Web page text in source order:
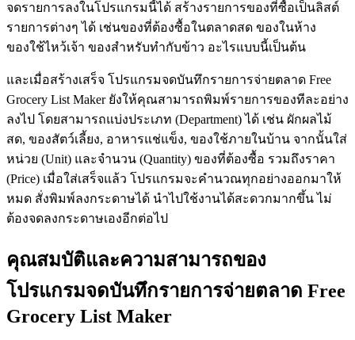
จดรายการลงในโปรแกรมนี้ได้ สร้างรายการของที่ซื้อเป็นลิสต์
รายการต่างๆ ได้ เช่นของที่ต้องซื้อในตลาดสด ของในห้าง
ของใช้ไหว้เจ้า ของสำหรับทำกับข้าว อะไรแบบนี้เป็นต้น
และเมื่อสร้างเสร็จ โปรแกรมจดบันทึกรายการจ่ายตลาด Free
Grocery List Maker ยังให้คุณสามารถพิมพ์รายการของทีละอย่าง
ลงไป โดยสามารถแบ่งประเภท (Department) ได้ เช่น ผักผลไม้
สด, ของสัตว์เลี้ยง, อาหารแช่แข็ง, ของใช้ภายในบ้าน จากนั้นใส่
หน่วย (Unit) และจำนวน (Quantity) ของที่ต้องซื้อ รวมถึงราคา
(Price) เมื่อใส่เสร็จแล้ว โปรแกรมจะคำนวณทุกอย่างออกมาให้
หมด สั่งพิมพ์ลงกระดาษได้ นำไปใช้งานได้สะดวกมากขึ้น ไม่
ต้องจดลงกระดาษเองอีกต่อไป
คุณสมบัติและความสามารถของ
โปรแกรมจดบันทึกรายการจ่ายตลาด Free
Grocery List Maker